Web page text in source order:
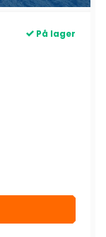
På lager